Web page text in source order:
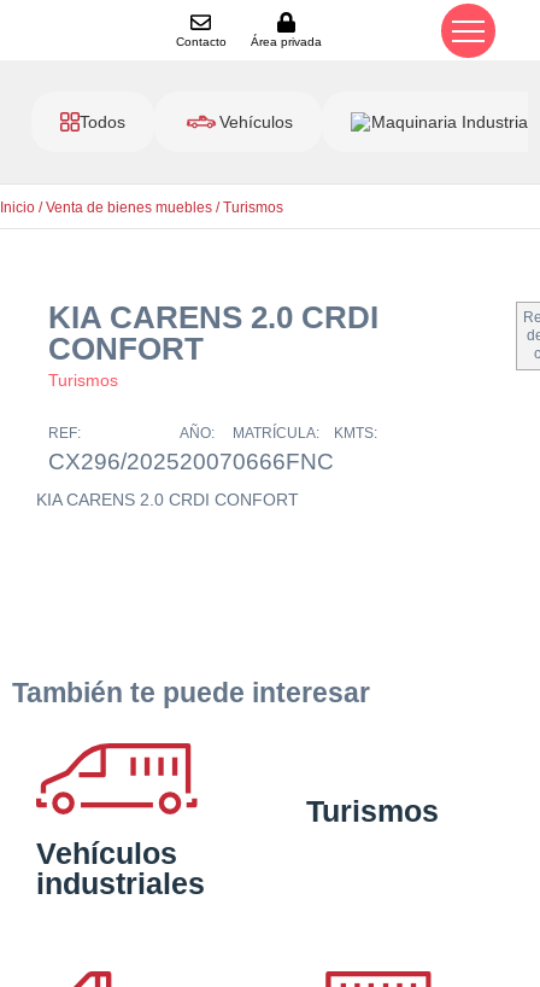
Contacto Área privada
Todos Vehículos Maquinaria Industrial
Inicio /Venta de bienes muebles /Turismos
KIA CARENS 2.0 CRDI
CONFORT
Turismos
REF:
CX296/2025
AÑO:
2007
MATRÍCULA:
0666FNC
KMTS:
KIA CARENS 2.0 CRDI CONFORT
También te puede interesar
Vehículos
industriales
Turismos